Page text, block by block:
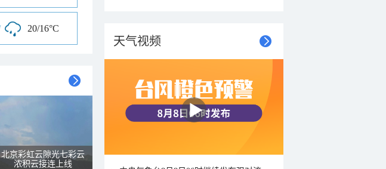
20/16°C
北京彩虹云隙光七彩云
浓积云接连上线
天气视频